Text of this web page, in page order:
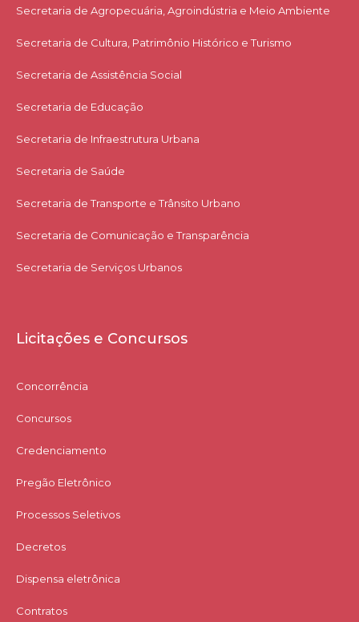
Secretaria de Agropecuária, Agroindústria e Meio Ambiente
Secretaria de Cultura, Patrimônio Histórico e Turismo
Secretaria de Assistência Social
Secretaria de Educação
Secretaria de Infraestrutura Urbana
Secretaria de Saúde
Secretaria de Transporte e Trânsito Urbano
Secretaria de Comunicação e Transparência
Secretaria de Serviços Urbanos
Licitações e Concursos
Concorrência
Concursos
Credenciamento
Pregão Eletrônico
Processos Seletivos
Decretos
Dispensa eletrônica
Contratos